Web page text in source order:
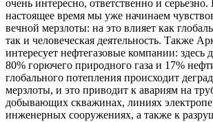
очень интересно, ответственно и
настоящее время мы уже начинаем
вечной мерзлоты: на это влияет как
так и человеческая деятельность. Также
интересует нефтегазовые компании: здесь
80% горючего природного газа и 17%
глобального потепления происходит
мерзлоты, и это приводит к авариям на
добывающих скважинах, линиях
инженерных сооружениях, а также к